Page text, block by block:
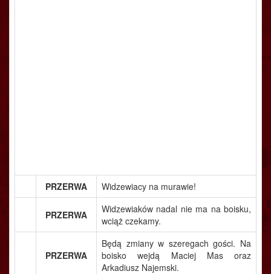
PRZERWA Widzewiacy na murawie!
PRZERWA
Widzewiaków nadal nie ma na boisku,
wciąż czekamy.
PRZERWA
Będą zmiany w szeregach gości. Na
boisko wejdą Maciej Mas oraz
Arkadiusz Najemski.